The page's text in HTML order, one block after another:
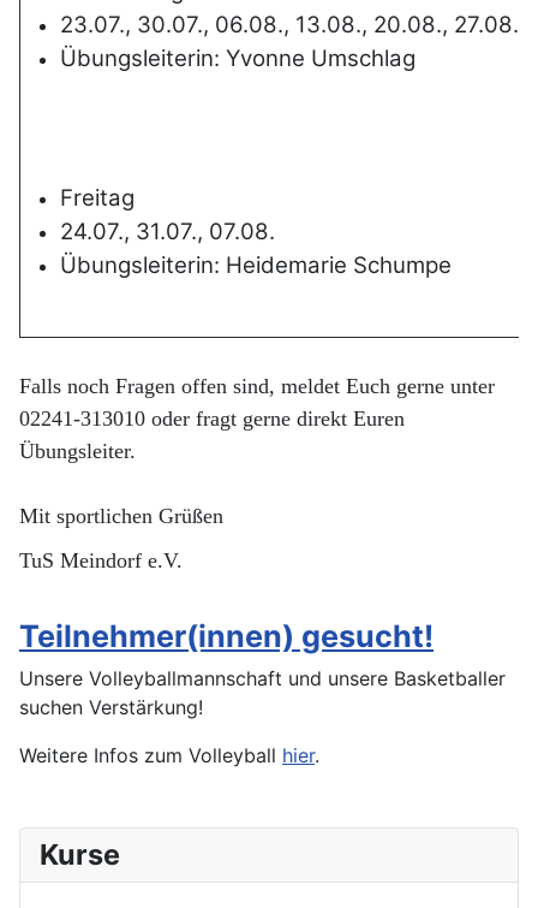
Kurse
23.07., 30.07., 06.08., 13.08., 20.08., 27.08.
Übungsleiterin: Yvonne Umschlag
Freitag
24.07., 31.07., 07.08.
Übungsleiterin: Heidemarie Schumpe
Falls noch Fragen offen sind, meldet Euch gerne unter
02241-313010 oder fragt gerne direkt Euren
Übungsleiter.
Mit sportlichen Grüßen
TuS Meindorf e.V.
Teilnehmer(innen) gesucht!
Unsere Volleyballmannschaft und unsere Basketballer
suchen Verstärkung!
Weitere Infos zum Volleyball hier.